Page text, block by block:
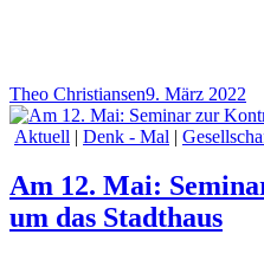
Theo Christiansen9. März 2022
Aktuell | Denk - Mal |
Am 12. Mai:
um das Stadthaus